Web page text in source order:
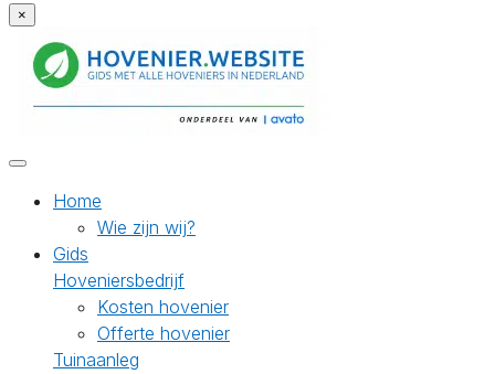
×
Home
Wie zijn wij?
Gids
Hoveniersbedrijf
Kosten hovenier
Offerte hovenier
Tuinaanleg